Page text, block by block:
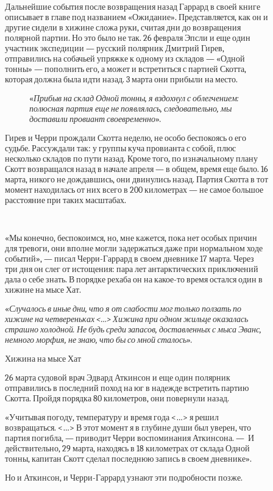
Дальнейшие события после возвращения назад Гаррард в своей книге
описывает в главе под названием «Ожидание». Представляется, как он и
другие сидели в хижине сложа руки, считая дни до возвращения
полярной партии. Но это было не так. 26 февраля Эпсли и еще один
участник экспедиции — русский полярник Дмитрий Гирев,
отправились на собачьей упряжке к одному из складов — «Одной
тонны» — пополнить его, а может и встретиться с партией Скотта,
которая должна была идти назад. 3 марта они прибыли на место.
«Прибыв на склад Одной тонны, я вздохнул с облегчением:
полюсная партия еще не появлялась, следовательно, мы
доставили провиант своевременно».
Гирев и Черри прождали Скотта неделю, не особо беспокоясь о его
судьбе. Рассуждали так: у группы куча провианта с собой, плюс
несколько складов по пути назад. Кроме того, по изначальному плану
Скотт возвращался назад в начале апреля — в общем, время еще было. 16
марта, никого не дождавшись, они двинулись назад. Партия Скотта в тот
момент находилась от них всего в 200 километрах — не самое большое
расстояние при таких масштабах.
«Мы конечно, беспокоимся, но, мне кажется, пока нет особых причин
для тревоги, они вполне могли задержаться даже при нормальном ходе
событий», — писал Черри-Гаррард в своем дневнике 17 марта. Через
три дня он слег от истощения: пара лет антарктических приключений
дала о себе знать. В порядке рехаба он на какое-то время остался один в
хижине на мысе Хат.
«Случалось в иные дни, что я от слабости мог только ползать по
хижине на четвереньках <…> Хижина при одном жильце оказалась
страшно холодной. Не будь среди запасов, доставленных с мыса Эванс,
немного морфия, не знаю, что бы со мной сталось».
Хижина на мысе Хат
26 марта судовой врач Эдвард Аткинсон и еще один полярник
отправились в последний поход на юг в надежде встретить партию
Скотта. Пройдя порядка 80 километров, они повернули назад.
«Учитывая погоду, температуру и время года <…> я решил
возвращаться. <…> В этот момент я в глубине души был уверен, что
партия погибла, — приводит Черри воспоминания Аткинсона. — И
действительно, 29 марта, находясь в 18 километрах от склада Одной
тонны, капитан Скотт сделал последнюю запись в своем дневнике».
Но и Аткинсон, и Черри-Гаррард узнают эти подробности позже.